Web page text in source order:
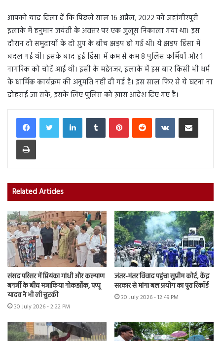
आपको याद दिला दें कि पिछले साल 16 अप्रैल, 2022 को जहांगीरपुरी
इलाके में हनुमान जयंती के अवसर पर एक जुलूस निकाला गया था। इस
दौरान दो समुदायों के दो ग्रुप के बीच झड़प हो गई थी। ये झड़प हिंसा में
बदल गई थी। इसके बाद हुई हिंसा में कम से कम 8 पुलिस कर्मियों और 1
नागरिक को चोटें आईं थी। इसी के मद्देनजर, इलाके में इस बार किसी भी धर्म
के धार्मिक कार्यक्रम की अनुमति नहीं दी गई है। इस साल फिर से ये घटना ना
दोहराई जा सके, इसके लिए पुलिस को ख़ास आदेश दिए गए हैं।
LinkedInTumblr PinterestReddit VKontakteShare via Email
Print
Related Articles
संसद परिसर में प्रियंका गांधी और कल्याण
बनर्जी के बीच मजाकिया नोकझोंक, पप्पू
यादव ने भी ली चुटकी
30 July 2026 - 2:22 PM
जंतर-मंतर विवाद पहुंचा सुप्रीम कोर्ट, केंद्र
सरकार से मांगा बल प्रयोग का पूरा रिकॉर्ड
30 July 2026 - 12:49 PM